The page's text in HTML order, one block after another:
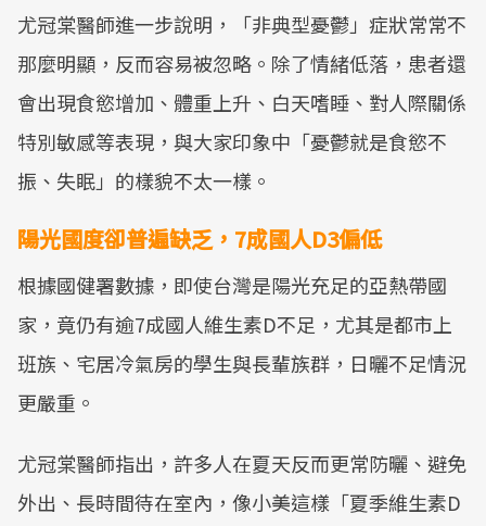
尤冠棠醫師進一步說明，「非典型憂鬱」症狀常常不
那麼明顯，反而容易被忽略。除了情緒低落，患者還
會出現食慾增加、體重上升、白天嗜睡、對人際關係
特別敏感等表現，與大家印象中「憂鬱就是食慾不
振、失眠」的樣貌不太一樣。
陽光國度卻普遍缺乏，7成國人D3偏低
根據國健署數據，即使台灣是陽光充足的亞熱帶國
家，竟仍有逾7成國人維生素D不足，尤其是都市上
班族、宅居冷氣房的學生與長輩族群，日曬不足情況
更嚴重。
尤冠棠醫師指出，許多人在夏天反而更常防曬、避免
外出、長時間待在室內，像小美這樣「夏季維生素D